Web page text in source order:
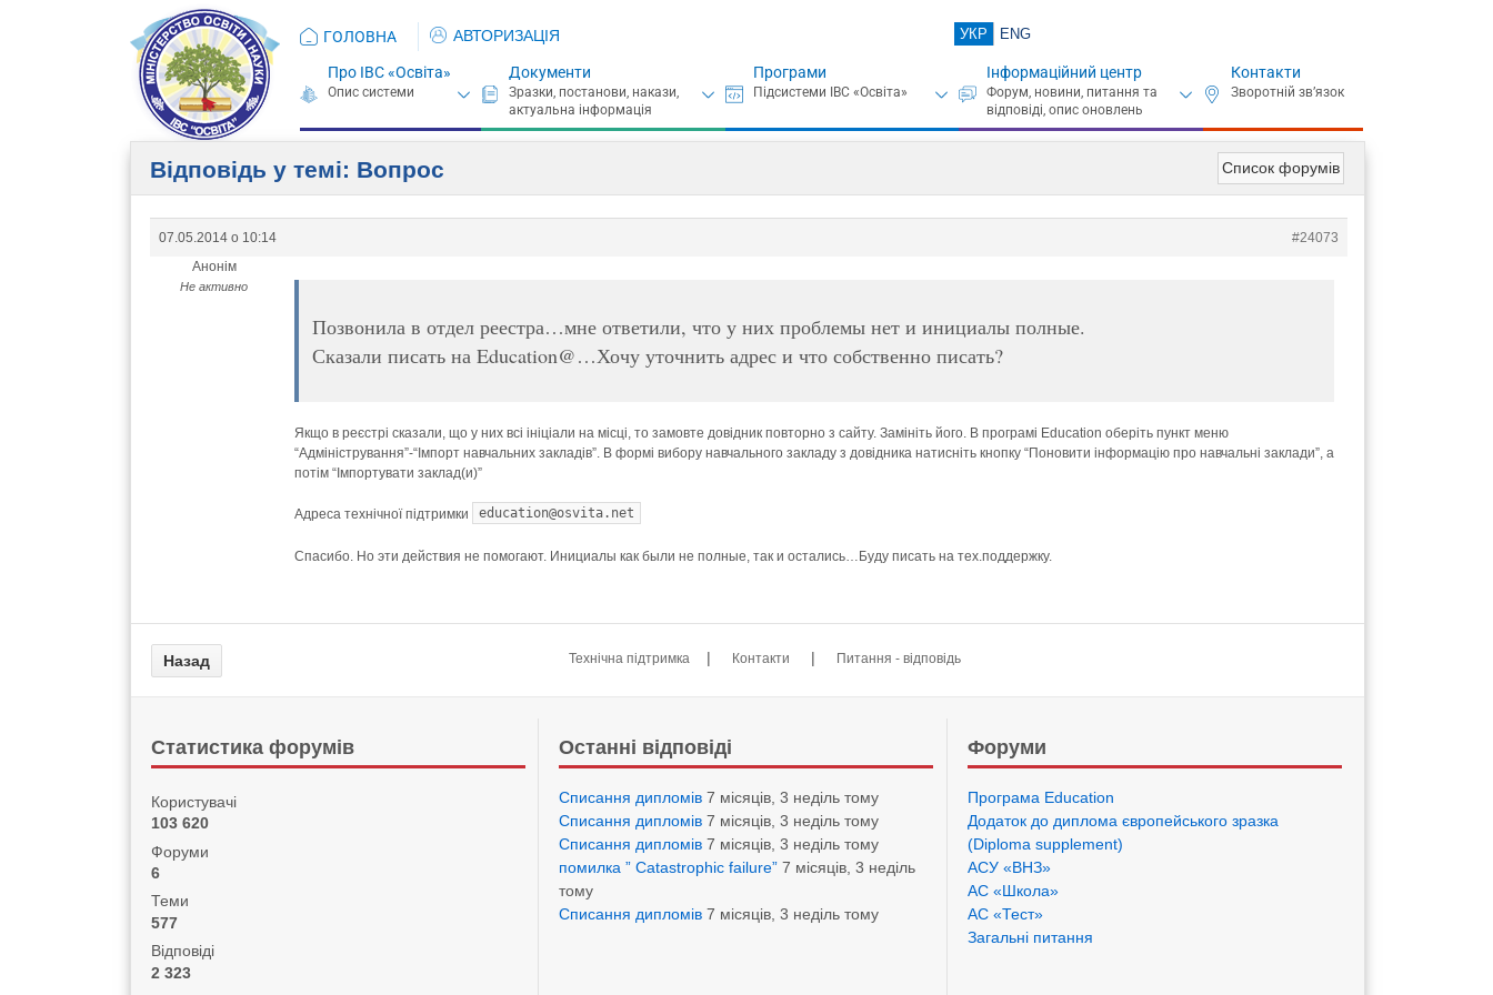
ГОЛОВНА АВТОРИЗАЦІЯ УКР ENG
Про ІВС «Освіта» Документи Програми Інформаційний центр Контакти
Список форумів
Відповідь у темі: Вопрос
07.05.2014 о 10:14
#24073
Анонім
Не активно
Позвонила в отдел реестра…мне ответили, что у них проблемы нет и инициалы полные.
Сказали писать на Education@…Хочу уточнить адрес и что собственно писать?
Якщо в реєстрі сказали, що у них всі ініціали на місці, то замовте довідник повторно з сайту. Замініть його. В програмі Education оберіть пункт меню
“Адміністрування”-“Імпорт навчальних закладів”. В формі вибору навчального закладу з довідника натисніть кнопку “Поновити інформацію про навчальні заклади”, а
потім “Імпортувати заклад(и)”
Адреса технічної підтримки education@osvita.net
Спасибо. Но эти действия не помогают. Инициалы как были не полные, так и остались…Буду писать на тех.поддержку.
Технічна підтримка | Контакти | Питання - відповідь
Статистика форумів
Користувачі
103 620
Форуми
6
Теми
577
Відповіді
2 323
Останні відповіді
Списання дипломів 7 місяців, 3 неділь тому
Списання дипломів 7 місяців, 3 неділь тому
Списання дипломів 7 місяців, 3 неділь тому
помилка ” Catastrophic failure” 7 місяців, 3 неділь
тому
Списання дипломів 7 місяців, 3 неділь тому
Форуми
Програма Eduсation
Додаток до диплома європейського зразка
(Diploma supplement)
АСУ «ВНЗ»
АС «Школа»
АС «Тест»
Загальні питання